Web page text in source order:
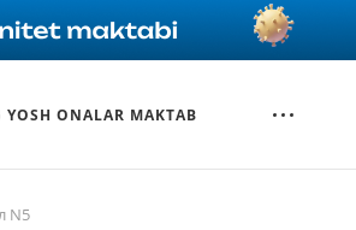
YOSH ONALAR MAKTAB
N5